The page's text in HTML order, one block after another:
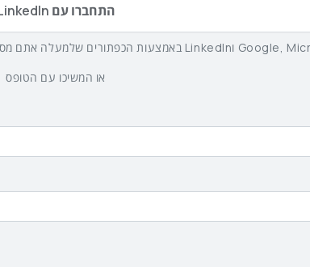
התחברו עם LinkedIn
או המשיכו עם הטופס